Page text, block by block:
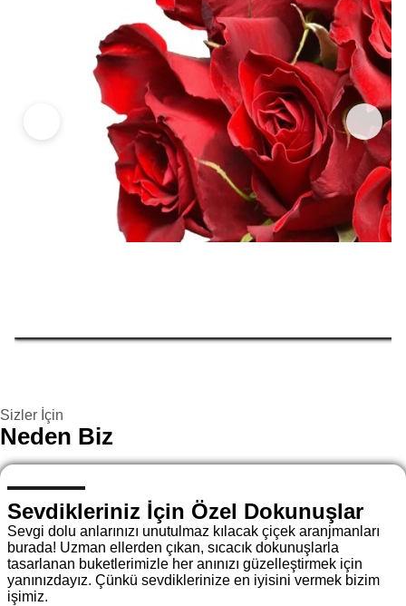
Sizler İçin
Neden Biz
Sevdikleriniz İçin Özel Dokunuşlar
Sevgi dolu anlarınızı unutulmaz kılacak çiçek aranjmanları
burada! Uzman ellerden çıkan, sıcacık dokunuşlarla
tasarlanan buketlerimizle her anınızı güzelleştirmek için
yanınızdayız. Çünkü sevdiklerinize en iyisini vermek bizim
işimiz.